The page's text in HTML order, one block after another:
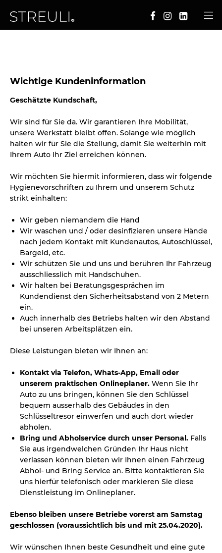
Wichtige Kundeninformation
Geschätzte Kundschaft,
Wir sind für Sie da. Wir garantieren Ihre Mobilität,
unsere Werkstatt bleibt offen. Solange wie möglich
halten wir für Sie die Stellung, damit Sie weiterhin mit
Ihrem Auto Ihr Ziel erreichen können.
Wir möchten Sie hiermit informieren, dass wir folgende
Hygienevorschriften zu Ihrem und unserem Schutz
strikt einhalten:
Wir geben niemandem die Hand
Wir waschen und / oder desinfizieren unsere Hände
nach jedem Kontakt mit Kundenautos, Autoschlüssel,
Bargeld, etc.
Wir schützen Sie und uns und berühren Ihr Fahrzeug
ausschliesslich mit Handschuhen.
Wir halten bei Beratungsgesprächen im
Kundendienst den Sicherheitsabstand von 2 Metern
ein.
Auch innerhalb des Betriebs halten wir den Abstand
bei unseren Arbeitsplätzen ein.
Diese Leistungen bieten wir Ihnen an:
Kontakt via Telefon, Whats-App, Email oder
unserem praktischen Onlineplaner. Wenn Sie Ihr
Auto zu uns bringen, können Sie den Schlüssel
bequem ausserhalb des Gebäudes in den
Schlüsseltresor einwerfen und auch dort wieder
abholen.
Bring und Abholservice durch unser Personal. Falls
Sie aus irgendwelchen Gründen Ihr Haus nicht
verlassen können bieten wir Ihnen einen Fahrzeug
Abhol- und Bring Service an. Bitte kontaktieren Sie
uns hierfür telefonisch oder markieren Sie diese
Dienstleistung im Onlineplaner.
Ebenso bleiben unsere Betriebe vorerst am Samstag
geschlossen (voraussichtlich bis und mit 25.04.2020).
Wir wünschen Ihnen beste Gesundheit und eine gute